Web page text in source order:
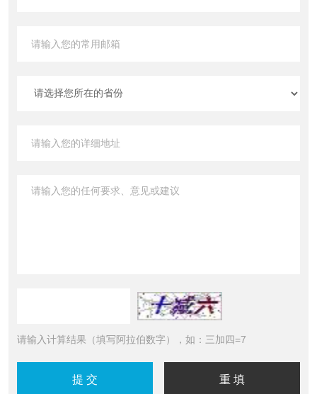
请输入计算结果（填写阿拉伯数字），如：三加四=7